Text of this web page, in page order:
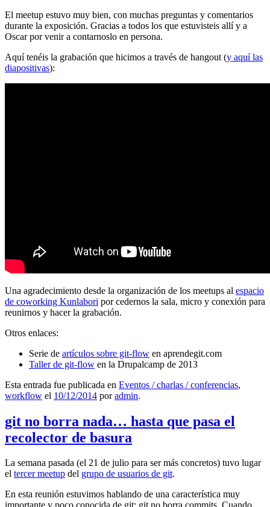
El meetup estuvo muy bien, con muchas preguntas y comentarios
durante la exposición. Gracias a todos los que estuvisteis allí y a
Oscar por venir a contarnoslo en persona.
Aquí tenéis la grabación que hicimos a través de hangout (y aquí las
diapositivas):
Una agradecimiento desde la organización de los meetups al espacio
de coworking Kunlabori por cedernos la sala, micro y conexión para
reunirnos y hacer la grabación.
Otros enlaces:
Serie de artículos sobre git-flow en aprendegit.com
Taller de git-flow en la Drupalcamp de 2013
Esta entrada fue publicada en Eventos / charlas / conferencias,
workflow el 10/12/2014 poradmin.
git no borra nada… hasta que pasa el
recolector de basura
La semana pasada (el 21 de julio para ser más concretos) tuvo lugar
el tercer meetup del grupo de usuarios de git.
En esta reunión estuvimos hablando de una característica muy